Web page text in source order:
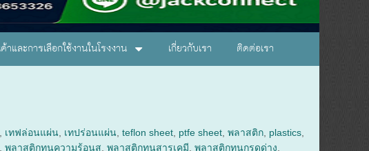
ละการเลือกใช้งานในโรงงาน เกี่ยวกับเรา ติดต่อเรา
เทฟล่อนแผ่น เทปร่อนแผ่น ,teflon sheet ptfe sheet ,พลาสติก plastics
,พลาสติกทนความร้อนสู ,พลาสติกทนสารเคมี ,พลาสติกทนกรดด่าง